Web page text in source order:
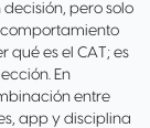
pero solo
qué es el CAT; es
En
entre
app y disciplina